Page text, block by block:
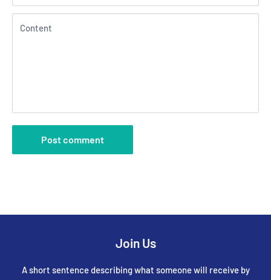
Content
Post comment
Join Us
A short sentence describing what someone will receive by